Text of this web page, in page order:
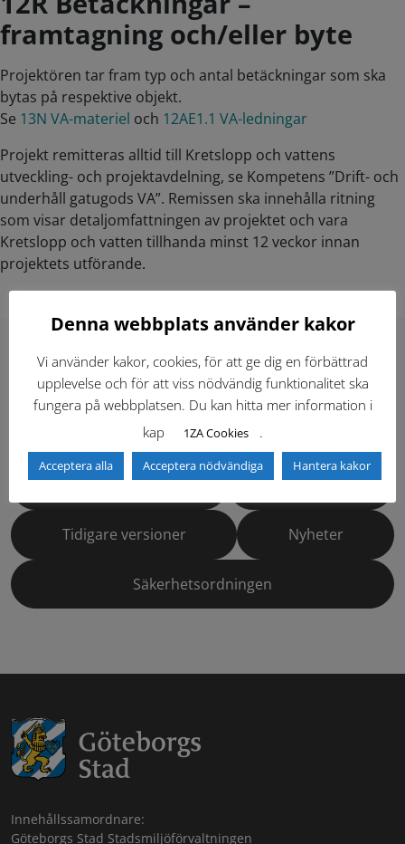
framtagning och/eller byte
Projektören tar fram typ och antal betäckningar som ska
bytas på respektive objekt.
Se 13N VA-materiel och 12AE1.1 VA-ledningar
Projekt remitteras alltid till Kretslopp och vattens
utveckling- och projektavdelning, se Kompetens ”Drift- och
underhåll gatugods VA”. Remissen ska innehålla ritning
som visar detaljomfattningen av projektet och vara
Kretslopp och vatten tillhanda minst 12 veckor innan
projektets utförande.
Hitta direkt
Gällande standardritningar (Dwg och pdf)
Dokumentbibliotek Kontaktlista
Tidigare versioner Nyheter
Säkerhetsordningen
Innehållssamordnare:
Göteborgs Stad Stadsmiljöförvaltningen
Denna webbplats använder kakor
Vi använder kakor, cookies, för att ge dig en förbättrad
upplevelse och för att viss nödvändig funktionalitet ska
fungera på webbplatsen. Du kan hitta mer information i
kap
1ZA Cookies .
Acceptera alla Acceptera nödvändiga Hantera kakor